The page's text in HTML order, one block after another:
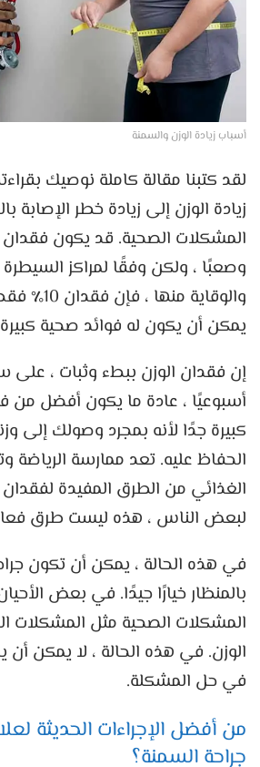
أسباب زيادة الوزن والسمنة
لقد كتبنا مقالة كاملة نوصيك
زيادة الوزن إلى زيادة خطر الإصابة
المشكلات الصحية. قد يكون فقدان
وصعبًا ، ولكن وفقًا لمراكز
والوقاية
يمكن أن يكون له فوائد صحية
إن فقدان الوزن ببطء وثبات ، على
أسبوعيًا ، عادة ما يكون أفضل من
كبيرة جدًا لأنه بمجرد وصولك إلى
الحفاظ عليه. تعد ممارسة الرياضة
الغذائي من الطرق المفيدة لفقدان
لبعض الناس ، هذه ليست طرق
في هذه الحالة ، يمكن أن تكون
بالمنظار خيارًا جيدًا. في بعض
المشكلات الصحية مثل المشكلات
الوزن. في هذه الحالة ، لا يمكن
في حل المشكلة.
من أفضل الإجراءات الحديثة
جراحة السمنة؟